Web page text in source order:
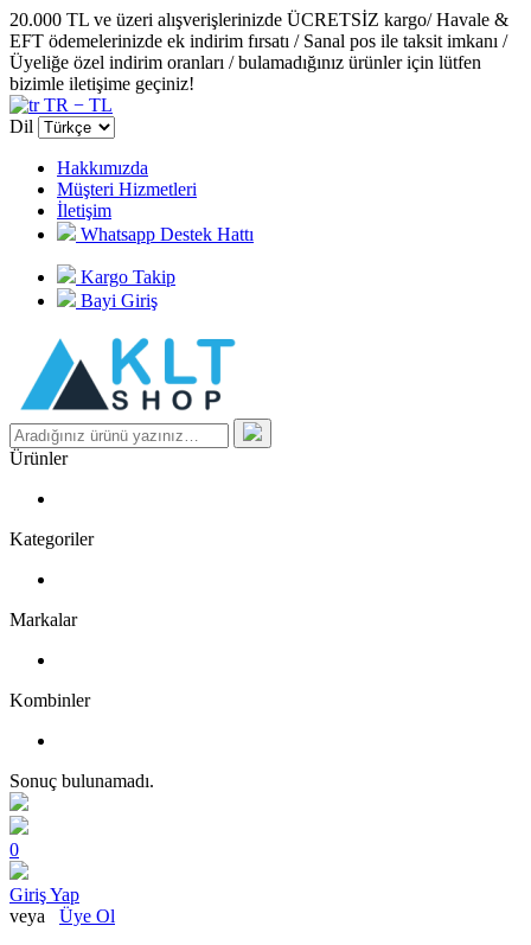
20.000 TL ve üzeri alışverişlerinizde ÜCRETSİZ kargo/ Havale &
EFT ödemelerinizde ek indirim fırsatı / Sanal pos ile taksit imkanı /
Üyeliğe özel indirim oranları / bulamadığınız ürünler için lütfen
bizimle iletişime geçiniz!
TR − TL
Dil
Hakkımızda
Müşteri Hizmetleri
İletişim
Whatsapp Destek Hattı
Kargo Takip
Bayi Giriş
Ürünler
Kategoriler
Markalar
Kombinler
Sonuç bulunamadı.
0
Giriş Yap
veya Üye Ol